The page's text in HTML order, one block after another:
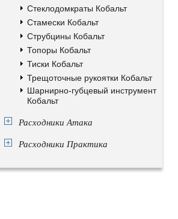
Стеклодомкраты Кобальт
Стамески Кобальт
Струбцины Кобальт
Топоры Кобальт
Тиски Кобальт
Трещоточные рукоятки Кобальт
Шарнирно-губцевый инструмент
Кобальт
Расходники Атака
Расходники Практика